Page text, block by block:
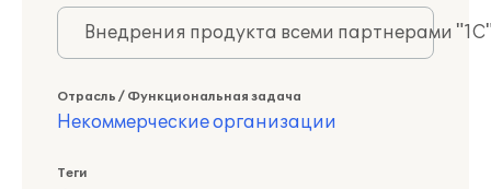
Внедрения продукта всеми партнерами
Отрасль / Функциональная задача
Некоммерческие организации
Теги